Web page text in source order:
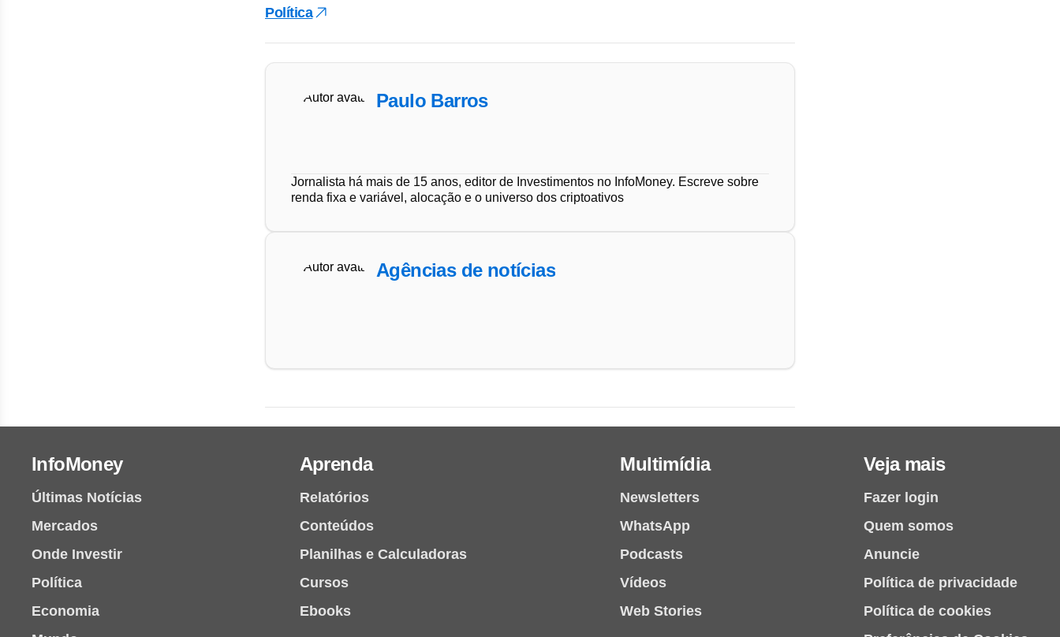
Política
Paulo Barros
Jornalista há mais de 15 anos, editor de Investimentos no InfoMoney. Escreve sobre
renda fixa e variável, alocação e o universo dos criptoativos
Agências de notícias
InfoMoney
Últimas Notícias
Mercados
Onde Investir
Política
Economia
Aprenda
Relatórios
Conteúdos
Planilhas e Calculadoras
Cursos
Ebooks
Multimídia
Newsletters
WhatsApp
Podcasts
Vídeos
Web Stories
Veja mais
Fazer login
Quem somos
Anuncie
Política de privacidade
Política de cookies